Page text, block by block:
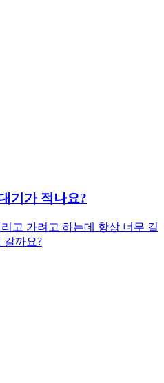
기가 적나요?
고 가려고 하는데 항상 너무 길
갈까요?